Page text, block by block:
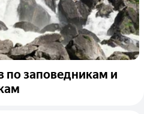
по заповедникам и